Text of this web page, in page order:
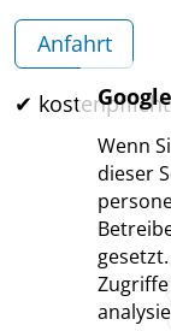
Anfahrt
✔
Wenn
dieser